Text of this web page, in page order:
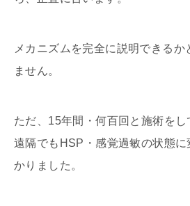
メカニズムを完全に説明できるか
ません。
ただ、15年間・何百回と施術をし
遠隔でもHSP・感覚過敏の状態
かりました。